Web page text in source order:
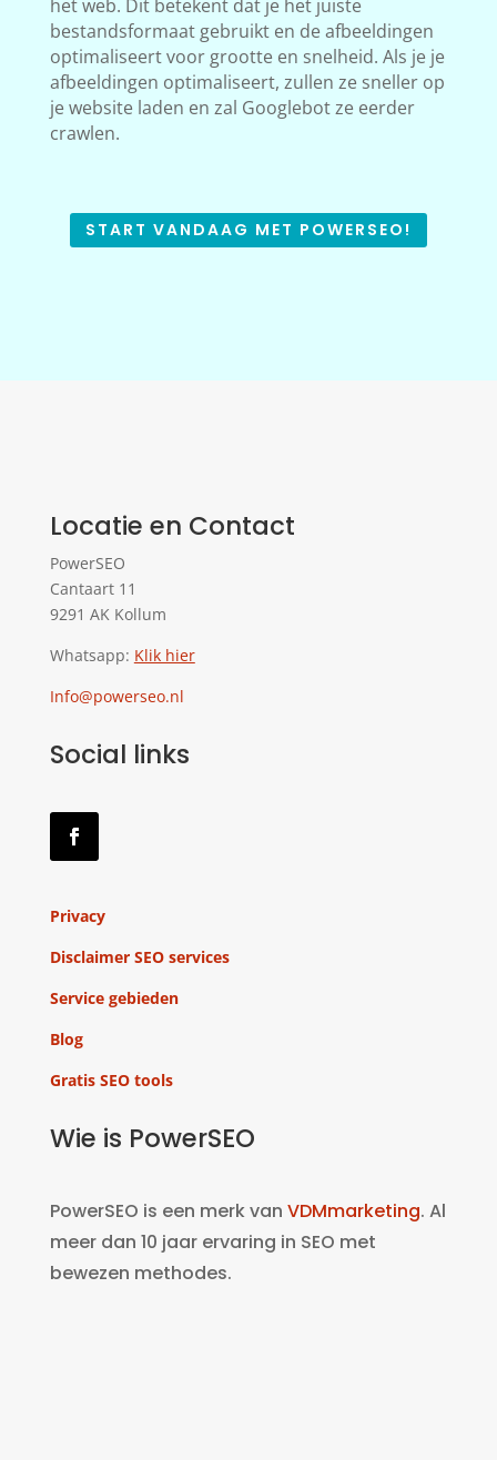
het web. Dit betekent dat je het juiste
bestandsformaat gebruikt en de afbeeldingen
optimaliseert voor grootte en snelheid. Als je je
afbeeldingen optimaliseert, zullen ze sneller op
je website laden en zal Googlebot ze eerder
crawlen.
START VANDAAG MET POWERSEO!
Locatie en Contact
PowerSEO
Cantaart 11
9291 AK Kollum
Whatsapp: Klik hier
Info@powerseo.nl
Social links
Privacy
Disclaimer SEO services
Service gebieden
Blog
Gratis SEO tools
Wie is PowerSEO
PowerSEO is een merk van VDMmarketing. Al
meer dan 10 jaar ervaring in SEO met
bewezen methodes.